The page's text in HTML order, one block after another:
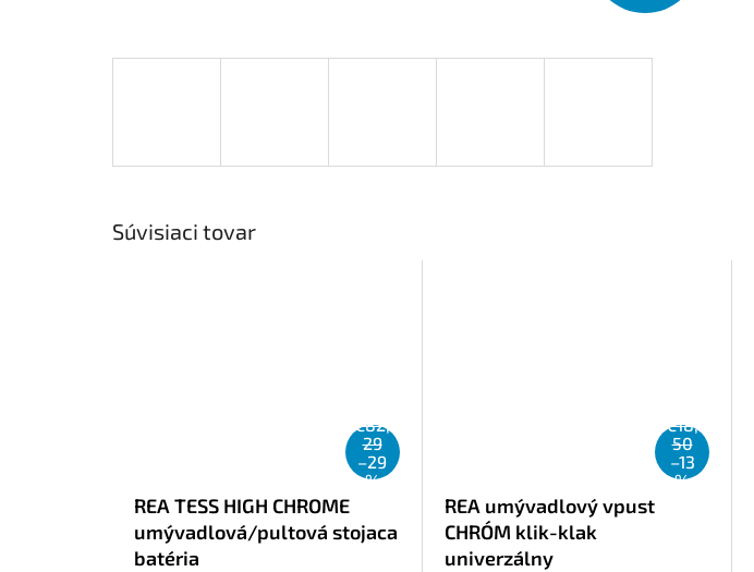
Súvisiaci tovar
€82,
29
–29
%
REA TESS HIGH CHROME
umývadlová/pultová stojaca
batéria
€18,
50
–13
%
REA umývadlový vpust
CHRÓM klik-klak
univerzálny